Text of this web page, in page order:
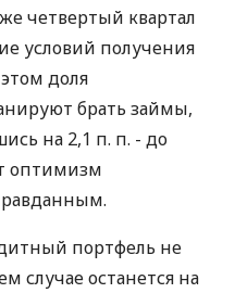
четвертый квартал
условий получения
доля
брать займы,
на 2,1 п. п. - до
оптимизм
портфель не
случае останется на